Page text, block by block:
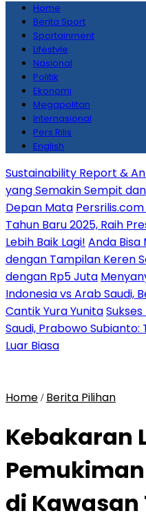
Home
Berita Sport
Sportainment
Lifestyle
Nasional
Politik
Ekonomi
Megapolitan
Internasional
Pers Rilis
English
Sustainability Report &
yang Semakin Sempit
Depan Mata
Tahun Baru 2025, Raih
Lebih Baik Lagi! Anda Bisa
dengan Tampilan Keren
dengan Rp5 Juta
Indonesia vs Arab Saudi,
Cantik Yura Yunita
Saudi, Prabowo Subianto:
Luar Biasa
Home / Berita Pilihan
Kebakaran
di Kawasan